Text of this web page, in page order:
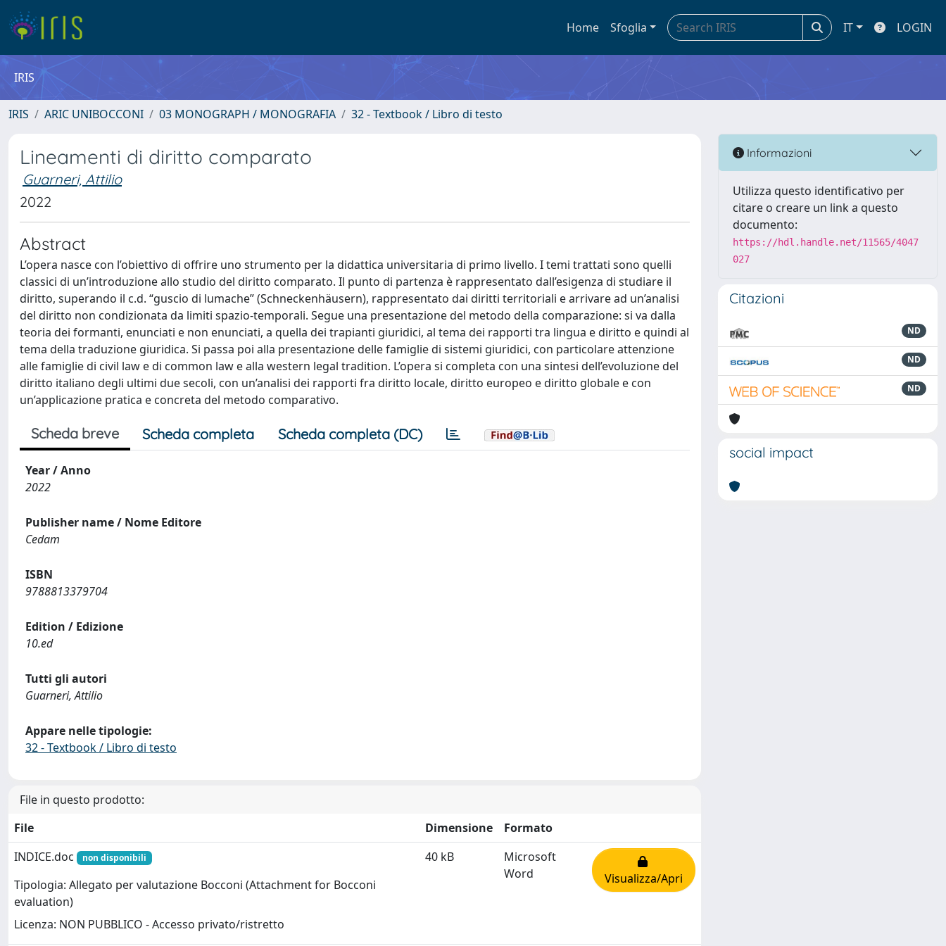
Home Sfoglia IT LOGIN
IRIS
IRIS ARIC UNIBOCCONI 03 MONOGRAPH / MONOGRAFIA 32 - Textbook / Libro di testo
Lineamenti di diritto comparato
Guarneri, Attilio
2022
Abstract
L’opera nasce con l’obiettivo di offrire uno strumento per la didattica universitaria di primo livello. I temi trattati sono quelli
classici di un’introduzione allo studio del diritto comparato. Il punto di partenza è rappresentato dall’esigenza di studiare il
diritto, superando il c.d. “guscio di lumache” (Schneckenhäusern), rappresentato dai diritti territoriali e arrivare ad un’analisi
del diritto non condizionata da limiti spazio-temporali. Segue una presentazione del metodo della comparazione: si va dalla
teoria dei formanti, enunciati e non enunciati, a quella dei trapianti giuridici, al tema dei rapporti tra lingua e diritto e quindi al
tema della traduzione giuridica. Si passa poi alla presentazione delle famiglie di sistemi giuridici, con particolare attenzione
alle famiglie di civil law e di common law e alla western legal tradition. L’opera si completa con una sintesi dell’evoluzione del
diritto italiano degli ultimi due secoli, con un’analisi dei rapporti fra diritto locale, diritto europeo e diritto globale e con
un’applicazione pratica e concreta del metodo comparativo.
Scheda breve Scheda completa Scheda completa (DC)
Year / Anno
2022
Publisher name / Nome Editore
Cedam
ISBN
9788813379704
Edition / Edizione
10.ed
Tutti gli autori
Guarneri, Attilio
Appare nelle tipologie:
32 - Textbook / Libro di testo
File in questo prodotto:
File
Dimensione
Formato
INDICE.doc
non disponibili
Tipologia: Allegato per valutazione Bocconi (Attachment for Bocconi
evaluation)
Licenza: NON PUBBLICO - Accesso privato/ristretto
40 kB
Microsoft
Word
Visualizza/Apri
Informazioni
Utilizza questo identificativo per
citare o creare un link a questo
documento:
https://hdl.handle.net/11565/4047
027
Citazioni
ND
ND
ND
social impact